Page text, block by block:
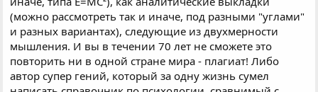
(можно рассмотреть так и иначе, под разными "углами"
и разных вариантах), следующие из двухмерности
мышления. И вы в течении 70 лет не сможете это
повторить ни в одной стране мира - плагиат! Либо
автор супер гений, который за одну жизнь сумел